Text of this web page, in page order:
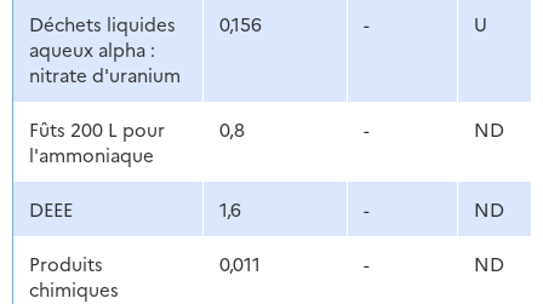
Déchets liquides
aqueux alpha :
nitrate d'uranium
0,156 - U
Fûts 200 L pour
l'ammoniaque
0,8 - ND
DEEE 1,6 - ND
Produits
chimiques
0,011 - ND